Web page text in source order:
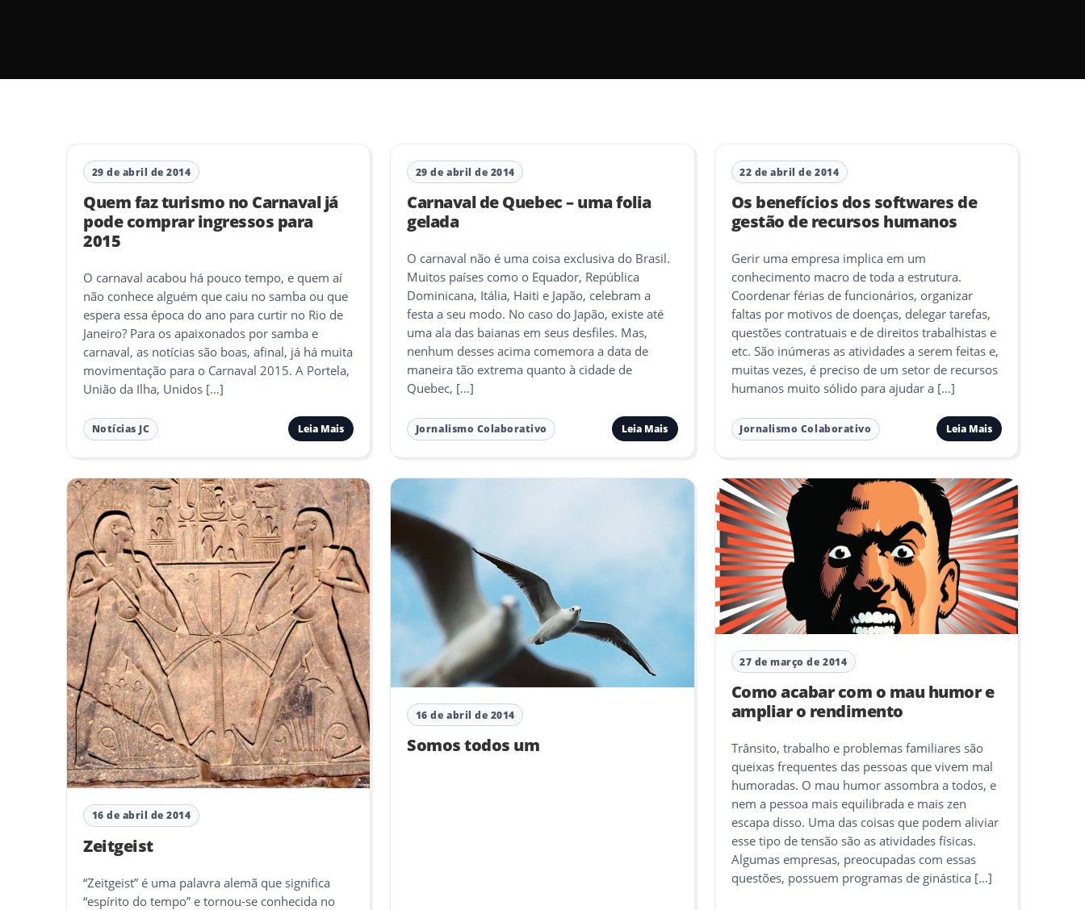
29 de abril de 2014
Quem faz turismo no Carnaval já
pode comprar ingressos para
2015
O carnaval acabou há pouco tempo, e quem aí
não conhece alguém que caiu no samba ou que
espera essa época do ano para curtir no Rio de
Janeiro? Para os apaixonados por samba e
carnaval, as notícias são boas, afinal, já há muita
movimentação para o Carnaval 2015. A Portela,
União da Ilha, Unidos […]
Notícias JC Leia Mais
29 de abril de 2014
Carnaval de Quebec – uma folia
gelada
O carnaval não é uma coisa exclusiva do Brasil.
Muitos países como o Equador, República
Dominicana, Itália, Haiti e Japão, celebram a
festa a seu modo. No caso do Japão, existe até
uma ala das baianas em seus desfiles. Mas,
nenhum desses acima comemora a data de
maneira tão extrema quanto à cidade de
Quebec, […]
Jornalismo Colaborativo Leia Mais
22 de abril de 2014
Os benefícios dos softwares de
gestão de recursos humanos
Gerir uma empresa implica em um
conhecimento macro de toda a estrutura.
Coordenar férias de funcionários, organizar
faltas por motivos de doenças, delegar tarefas,
questões contratuais e de direitos trabalhistas e
etc. São inúmeras as atividades a serem feitas e,
muitas vezes, é preciso de um setor de recursos
humanos muito sólido para ajudar a […]
Jornalismo Colaborativo Leia Mais
16 de abril de 2014
Zeitgeist
“Zeitgeist” é uma palavra alemã que significa
“espírito do tempo” e tornou-se conhecida no
16 de abril de 2014
Somos todos um
27 de março de 2014
Como acabar com o mau humor e
ampliar o rendimento
Trânsito, trabalho e problemas familiares são
queixas frequentes das pessoas que vivem mal
humoradas. O mau humor assombra a todos, e
nem a pessoa mais equilibrada e mais zen
escapa disso. Uma das coisas que podem aliviar
esse tipo de tensão são as atividades físicas.
Algumas empresas, preocupadas com essas
questões, possuem programas de ginástica […]